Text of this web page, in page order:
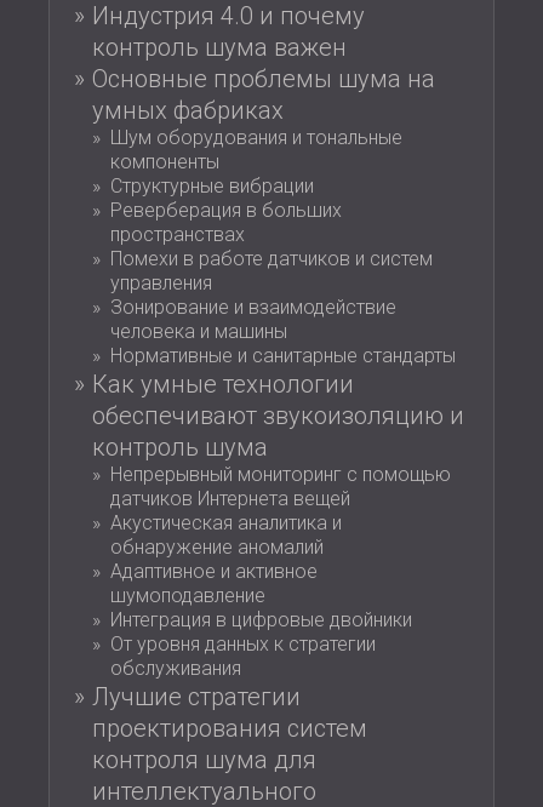
РЕШЕНИЯ ДЛЯ ТОРГОВЫХ
ПОМЕЩЕНИЙ
ЗВУКОИЗОЛЯЦИЯ И АКУСТИКА ДЛЯ
ОБРАЗОВАТЕЛЬНЫХ УЧРЕЖДЕНИЙ
SOUND INSULATION AND ACOUSTICS
FOR HEALTH CARE FACILITIES
ЗВУКОИЗОЛЯЦИОННЫЕ И
АКУСТИЧЕСКИЕ РЕШЕНИЯ ДЛЯ
АУДИОЛОГИЧЕСКОЙ ОТРАСЛИ
ЗВУКОИЗОЛЯЦИОННЫЕ И
АКУСТИЧЕСКИЕ РЕШЕНИЯ ДЛЯ
ЦЕНТРОВ ОБРАБОТКИ ДАННЫХ
USA (US)
SOUTH AFRICA (ZA)
Индустрия 4.0 и почему
контроль шума важен
Основные проблемы шума на
умных фабриках
Шум оборудования и тональные
компоненты
Структурные вибрации
Реверберация в больших
пространствах
Помехи в работе датчиков и систем
управления
Зонирование и взаимодействие
человека и машины
Нормативные и санитарные стандарты
Как умные технологии
обеспечивают звукоизоляцию и
контроль шума
Непрерывный мониторинг с помощью
датчиков Интернета вещей
Акустическая аналитика и
обнаружение аномалий
Адаптивное и активное
шумоподавление
Интеграция в цифровые двойники
От уровня данных к стратегии
обслуживания
Лучшие стратегии
проектирования систем
контроля шума для
интеллектуального